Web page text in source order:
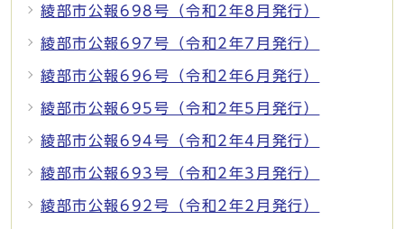
綾部市公報698号（令和2年8月発行）
綾部市公報697号（令和2年7月発行）
綾部市公報696号（令和2年6月発行）
綾部市公報695号（令和2年5月発行）
綾部市公報694号（令和2年4月発行）
綾部市公報693号（令和2年3月発行）
綾部市公報692号（令和2年2月発行）